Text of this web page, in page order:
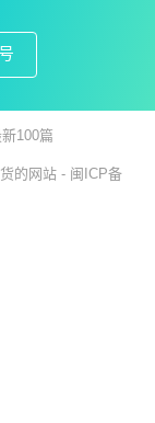
100篇
的网站 - 闽ICP备